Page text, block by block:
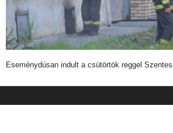
Eseménydúsan indult a csütörtök reggel